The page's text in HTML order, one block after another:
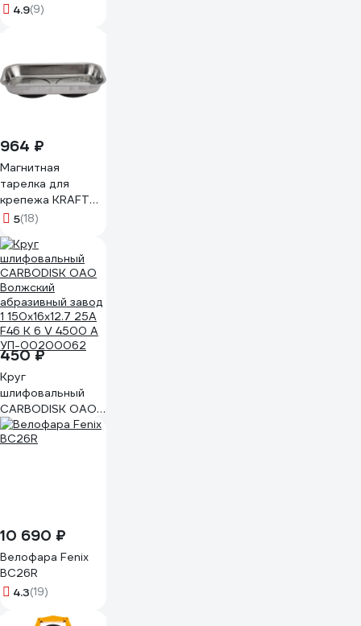
четыре розетки
44\У1С-4-30 4 роз
с\з ПВС 3*2,5 30 м
+ IP-44\220В
4.9(9)
964 ₽
Магнитная
тарелка для
крепежа KRAFT
136х237 мм KT
5(18)
450 ₽
Круг
шлифовальный
CARBODISK ОАО
Волжский
абразивный завод
10 690 ₽
Велофара Fenix
BC26R
4.3(19)